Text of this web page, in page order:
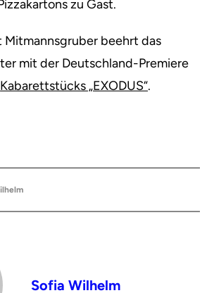
Pizzakartons zu Gast.
Mitmannsgruber beehrt das
mit der Deutschland-Premiere
Kabarettstücks „EXODUS“.
Sofia Wilhelm